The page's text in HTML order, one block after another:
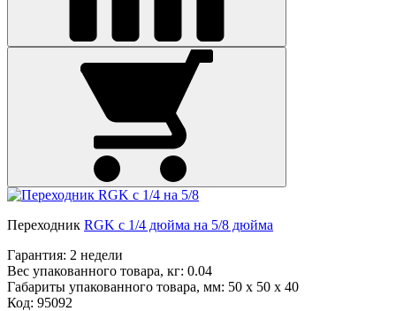
Переходник RGK с 1/4 дюйма на 5/8 дюйма
Гарантия: 2 недели
Вес упакованного товара, кг: 0.04
Габариты упакованного товара, мм: 50 x 50 x 40
Код: 95092